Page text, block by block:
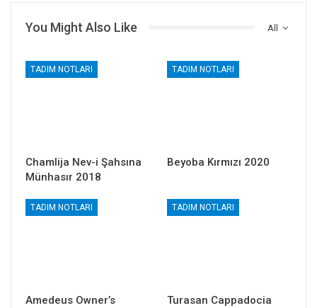
All
You Might Also Like
TADIM NOTLARI
Chamlija Nev-i Şahsına
Münhasır 2018
TADIM NOTLARI
Beyoba Kırmızı 2020
TADIM NOTLARI
Amedeus Owner’s
TADIM NOTLARI
Turasan Cappadocia